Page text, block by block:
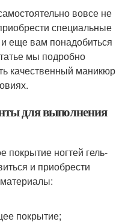
вовсе не
специальные
еще вам понадобиться
мы подробно
качественный маникюр
для выполнения
покрытие ногтей гель-
и приобрести
покрытие;